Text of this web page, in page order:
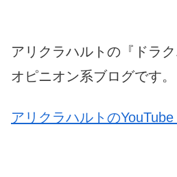
アリクラハルトの『ドラク
オピニオン系ブログです。
アリクラハルトの